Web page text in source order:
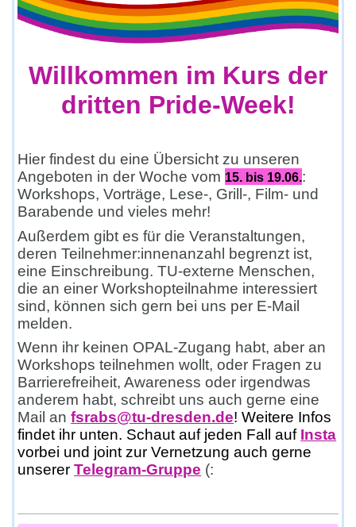
Willkommen im Kurs der
dritten Pride-Week!
Hier findest du eine Übersicht zu unseren
Angeboten in der Woche vom 15. bis 19.06.:
Workshops, Vorträge, Lese-, Grill-, Film- und
Barabende und vieles mehr!
Außerdem gibt es für die Veranstaltungen,
deren Teilnehmer:innenanzahl begrenzt ist,
eine Einschreibung.TU-externe Menschen,
die an einer Workshopteilnahme interessiert
sind, können sich gern bei uns per E-Mail
melden.
Wenn ihr keinen OPAL-Zugang habt, aber an
Workshops teilnehmen wollt, oder Fragen zu
Barrierefreiheit, Awareness oder irgendwas
anderem habt, schreibt uns auch gerne eine
Mail an fsrabs@tu-dresden.de! Weitere Infos
findet ihr unten. Schaut auf jeden Fall auf Insta
vorbei und joint zur Vernetzung auch gerne
unsererTelegram-Gruppe (: